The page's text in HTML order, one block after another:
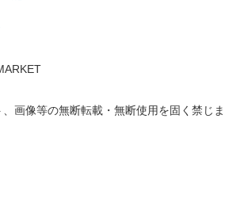
画像等の無断転載・無断使用を固く禁じま